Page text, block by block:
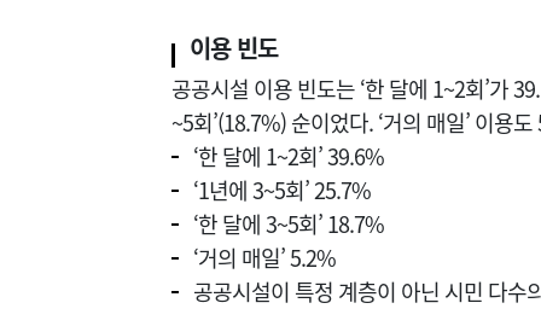
이용 빈도
공공시설 이용 빈도는 ‘한 달에 1~2회’가
~5회’(18.7%) 순이었다. ‘거의 매일’ 이용
‘한 달에 1~2회’ 39.6%
‘1년에 3~5회’ 25.7%
‘한 달에 3~5회’ 18.7%
‘거의 매일’ 5.2%
공공시설이 특정 계층이 아닌 시민 다수